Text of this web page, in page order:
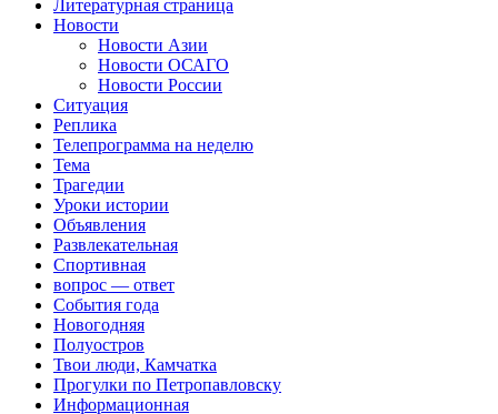
Литературная страница
Новости
Новости Азии
Новости ОСАГО
Новости России
Ситуация
Реплика
Телепрограмма на неделю
Тема
Трагедии
Уроки истории
Объявления
Развлекательная
Спортивная
вопрос — ответ
События года
Новогодняя
Полуостров
Твои люди, Камчатка
Прогулки по Петропавловску
Информационная